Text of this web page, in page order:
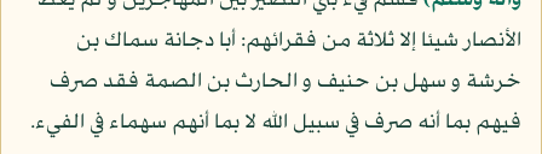
الأنصار شيئا إلا ثلاثة من فقرائهم: أبا دجانة سماك بن
خرشة و سهل بن حنيف و الحارث بن الصمة فقد صرف
فيهم بما أنه صرف في سبيل الله لا بما أنهم سهماء في الفيء.